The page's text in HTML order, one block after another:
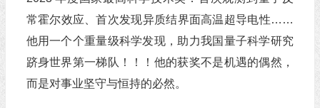
常霍尔效应、首次发现异质结界面高温超导电性……
他用一个个重量级科学发现，助力我国量子科学研究
跻身世界第一梯队！！！他的获奖不是机遇的偶然，
而是对事业坚守与恒持的必然。